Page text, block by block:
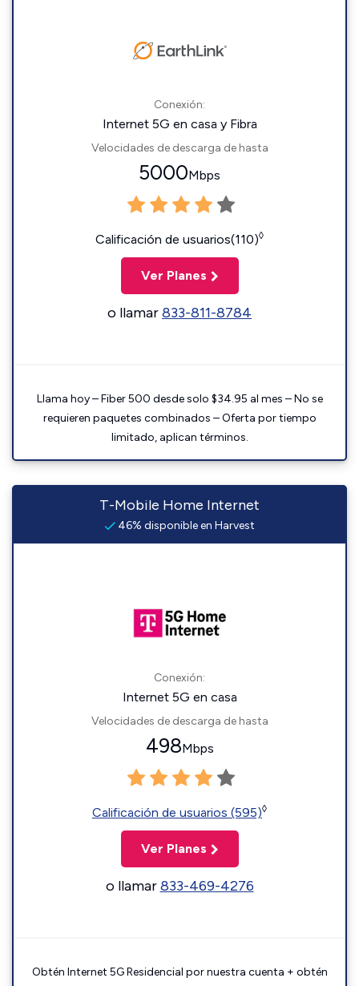
Conexión:
Internet 5G en casa y Fibra
Velocidades de descarga de hasta
5000Mbps
Calificación de usuarios(110)◊
Ver Planes
o llamar833-811-8784
Llama hoy – Fiber 500 desde solo $34.95 al mes – No se
requieren paquetes combinados – Oferta por tiempo
limitado, aplican términos.
T-Mobile Home Internet
46% disponible en Harvest
Conexión:
Internet 5G en casa
Velocidades de descarga de hasta
498Mbps
Calificación de usuarios (595)◊
Ver Planes
o llamar833-469-4276
Obtén Internet 5G Residencial por nuestra cuenta + obtén